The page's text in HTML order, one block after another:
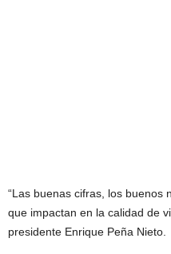
“Las buenas cifras, los buenos
que impactan en la calidad de
presidente Enrique Peña Nieto.